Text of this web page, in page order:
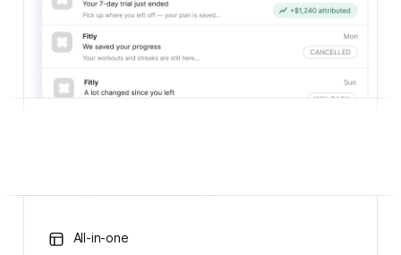
All-in-one